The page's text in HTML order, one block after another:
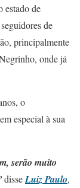
estado de
de
principalmente
onde já
o
especial à sua
serão muito
disseLuiz Paulo,